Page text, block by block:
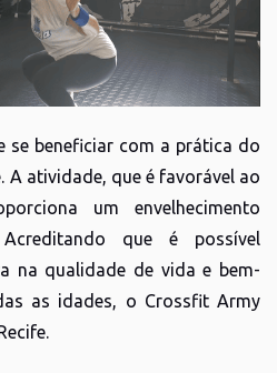
se beneficiar com a prática do
A atividade, que é favorável ao
um envelhecimento
que é possível
na qualidade de vida e bem-
as idades, o Crossfit Army